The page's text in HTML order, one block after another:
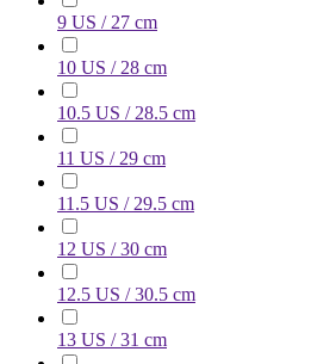
9 US / 27 cm
10 US / 28 cm
10.5 US / 28.5 cm
11 US / 29 cm
11.5 US / 29.5 cm
12 US / 30 cm
12.5 US / 30.5 cm
13 US / 31 cm